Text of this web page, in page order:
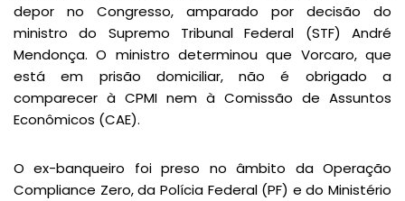
depor no Congresso, amparado por decisão do
ministro do Supremo Tribunal Federal (STF) André
Mendonça. O ministro determinou que Vorcaro, que
está em prisão domiciliar, não é obrigado a
comparecer à CPMI nem à Comissão de Assuntos
Econômicos (CAE).
O ex-banqueiro foi preso no âmbito da Operação
Compliance Zero, da Polícia Federal (PF) e do Ministério